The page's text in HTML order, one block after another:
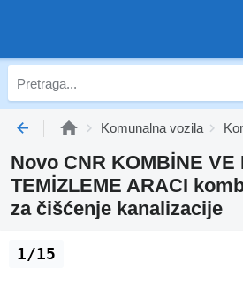
Komunalna vozila
Novo CNR KOMBİNE VE
TEMİZLEME ARACI
za čišćenje kanalizacije
1/15